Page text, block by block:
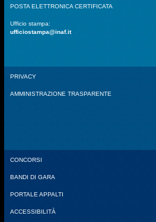
POSTA ELETTRONICA CERTIFICATA
Ufficio stampa:
ufficiostampa@inaf.it
PRIVACY
AMMINISTRAZIONE TRASPARENTE
CONCORSI
BANDI DI GARA
PORTALE APPALTI
ACCESSIBILITÀ